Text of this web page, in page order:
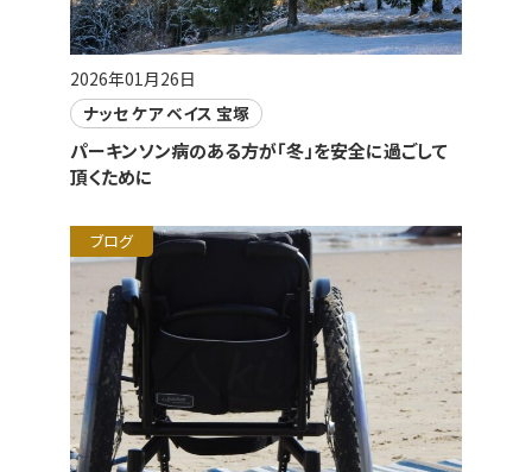
2026年01月26日
ナッセ ケア ベイス 宝塚
パーキンソン病のある方が「冬」を安全に過ごして
頂くために
ブログ